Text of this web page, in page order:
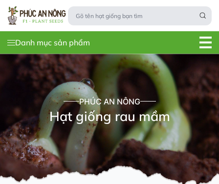
Danh mục sản phẩm
PHÚC AN NÔNG
Hạt giống rau mầm